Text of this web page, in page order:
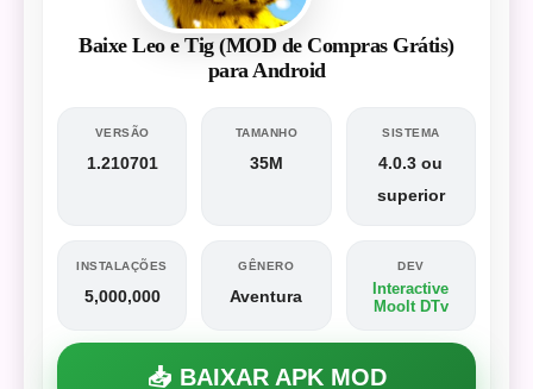
Baixe Leo e Tig (MOD de Compras Grátis)
para Android
VERSÃO
1.210701
TAMANHO
35M
SISTEMA
4.0.3 ou
superior
INSTALAÇÕES
5,000,000
GÊNERO
Aventura
DEV
Interactive
Moolt DTv
📥 BAIXAR APK MOD